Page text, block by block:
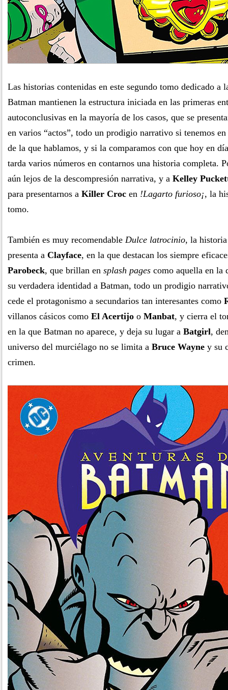
Las historias contenidas en este segundo tomo dedicado a
Batman mantienen la estructura iniciada en las primeras
autoconclusivas en la mayoría de los casos, que se
en varios “actos”, todo un prodigio narrativo si tenemos
de la que hablamos, y si la comparamos con que hoy en
tarda varios números en contarnos una historia completa.
aún lejos de la descompresión narrativa, y a Kelley
para presentarnos a Killer Croc en !Lagarto furioso¡, la
tomo.
También es muy recomendable Dulce latrocinio, la
presenta a Clayface, en la que destacan los siempre
Parobeck, que brillan en splash pages como aquella en la
su verdadera identidad a Batman, todo un prodigio
cede el protagonismo a secundarios tan interesantes como
villanos cásicos como El Acertijo o Manbat, y cierra el
en la que Batman no aparece, y deja su lugar a Batgirl,
universo del murciélago no se limita a Bruce Wayne y su
crimen.